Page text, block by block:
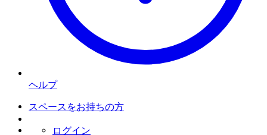
ヘルプ
スペースをお持ちの方
ログイン